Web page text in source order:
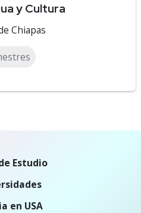
y Cultura
Chiapas
Estudio
en USA